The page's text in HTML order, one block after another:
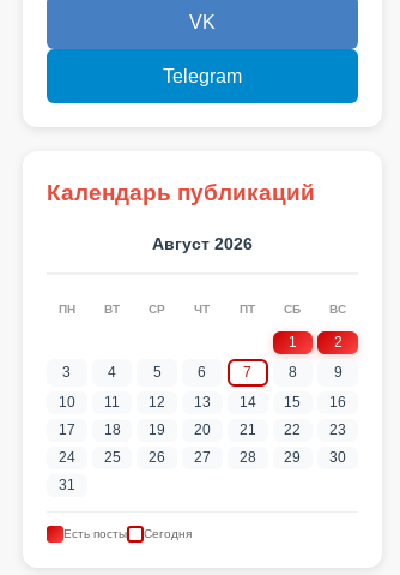
VK
Telegram
Календарь публикаций
Август 2026
ПН ВТ СР ЧТ ПТ СБ ВС
1
2
3
4 5 6 7 8
9
10
11 12 13 14 15
16
17
18 19 20 21 22
23
24
25 26 27 28 29
30
31
Есть посты Сегодня